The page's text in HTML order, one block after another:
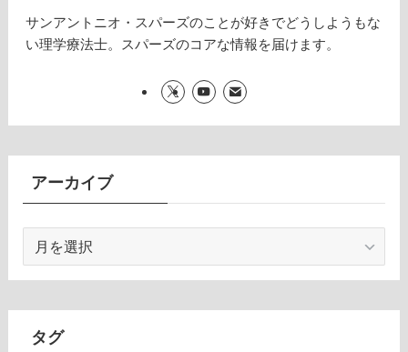
サンアントニオ・スパーズのことが好きでどうしようもな
い理学療法士。スパーズのコアな情報を届けます。
アーカイブ
カ
タグ